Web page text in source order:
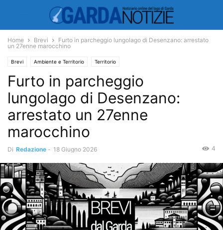
Home Brevi
Furto in parcheggio lungolago di Desenzano: arrestato
un 27enne marocchino
Brevi Ambiente e Territorio Territorio
Furto in parcheggio
lungolago di Desenzano:
arrestato un 27enne
marocchino
Di Redazione - 18 Giugno 2026 4